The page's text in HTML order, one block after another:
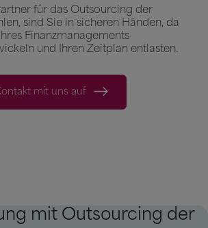
für das Outsourcing der
sind Sie in sicheren Händen, da
Finanzmanagements
und Ihren Zeitplan entlasten.
mit uns auf
mit Outsourcing der